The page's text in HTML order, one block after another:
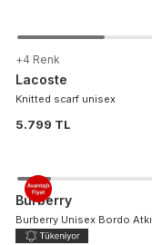
+4 Renk
Lacoste
Knitted scarf unisex
5.799 TL
Burberry
Burberry Unisex Bordo Atkı